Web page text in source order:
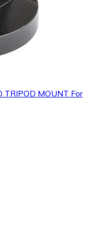
TRIPOD MOUNT For